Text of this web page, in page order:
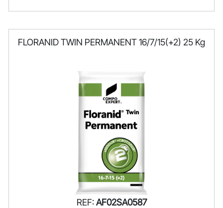
FLORANID TWIN PERMANENT 16/7/15(+2) 25 Kg
REF:AF02SA0587